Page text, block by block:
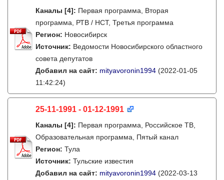
Каналы [4]: Первая программа, Вторая
программа, РТВ / НСТ, Третья программа
Регион: Новосибирск
Источник: Ведомости Новосибирского областного
совета депутатов
Добавил на сайт: mityavoronin1994 (2022-01-05
11:42:24)
25-11-1991 - 01-12-1991
Каналы [4]: Первая программа, Российское ТВ,
Образовательная программа, Пятый канал
Регион: Тула
Источник: Тульские известия
Добавил на сайт: mityavoronin1994 (2022-03-13